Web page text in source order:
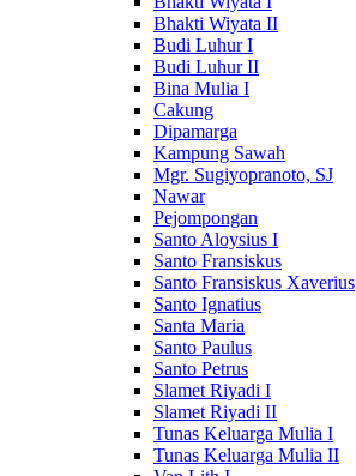
Bhakti Wiyata II
Budi Luhur I
Budi Luhur II
Bina Mulia I
Cakung
Dipamarga
Kampung Sawah
Mgr. Sugiyopranoto, SJ
Nawar
Pejompongan
Santo Aloysius I
Santo Fransiskus
Santo Fransiskus Xaverius
Santo Ignatius
Santa Maria
Santo Paulus
Santo Petrus
Slamet Riyadi I
Slamet Riyadi II
Tunas Keluarga Mulia I
Tunas Keluarga Mulia II